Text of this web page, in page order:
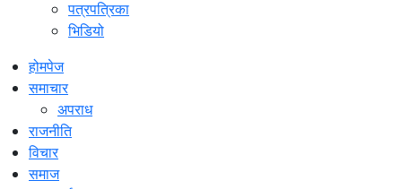
पत्रपत्रिका
भिडियो
होमपेज
समाचार
अपराध
राजनीति
विचार
समाज